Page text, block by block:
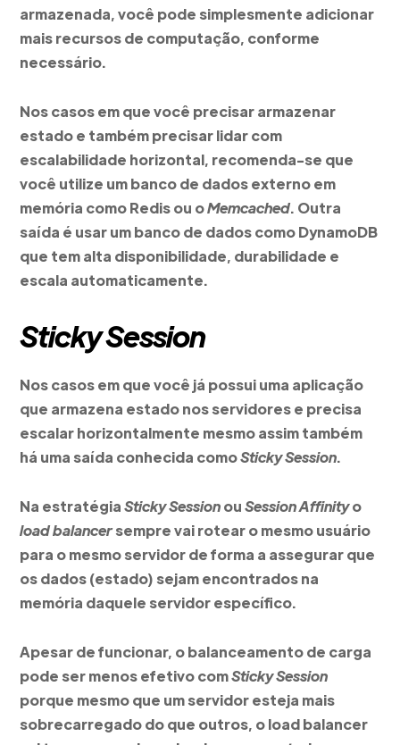
armazenada, você pode simplesmente adicionar
mais recursos de computação, conforme
necessário.
Nos casos em que você precisar armazenar
estado e também precisar lidar com
escalabilidade horizontal, recomenda-se que
você utilize um banco de dados externo em
memória como Redis ou oMemcached. Outra
saída é usar um banco de dados como DynamoDB
que tem alta disponibilidade, durabilidade e
escala automaticamente.
Sticky Session
Nos casos em que você já possui uma aplicação
que armazena estado nos servidores e precisa
escalar horizontalmente mesmo assim também
há uma saída conhecida comoSticky Session.
Na estratégiaSticky SessionouSession Affinityo
load balancersempre vai rotear o mesmo usuário
para o mesmo servidor de forma a assegurar que
os dados (estado) sejam encontrados na
memória daquele servidor específico.
Apesar de funcionar, o balanceamento de carga
pode ser menos efetivo comSticky Session
porque mesmo que um servidor esteja mais
sobrecarregado do que outros, o load balancer